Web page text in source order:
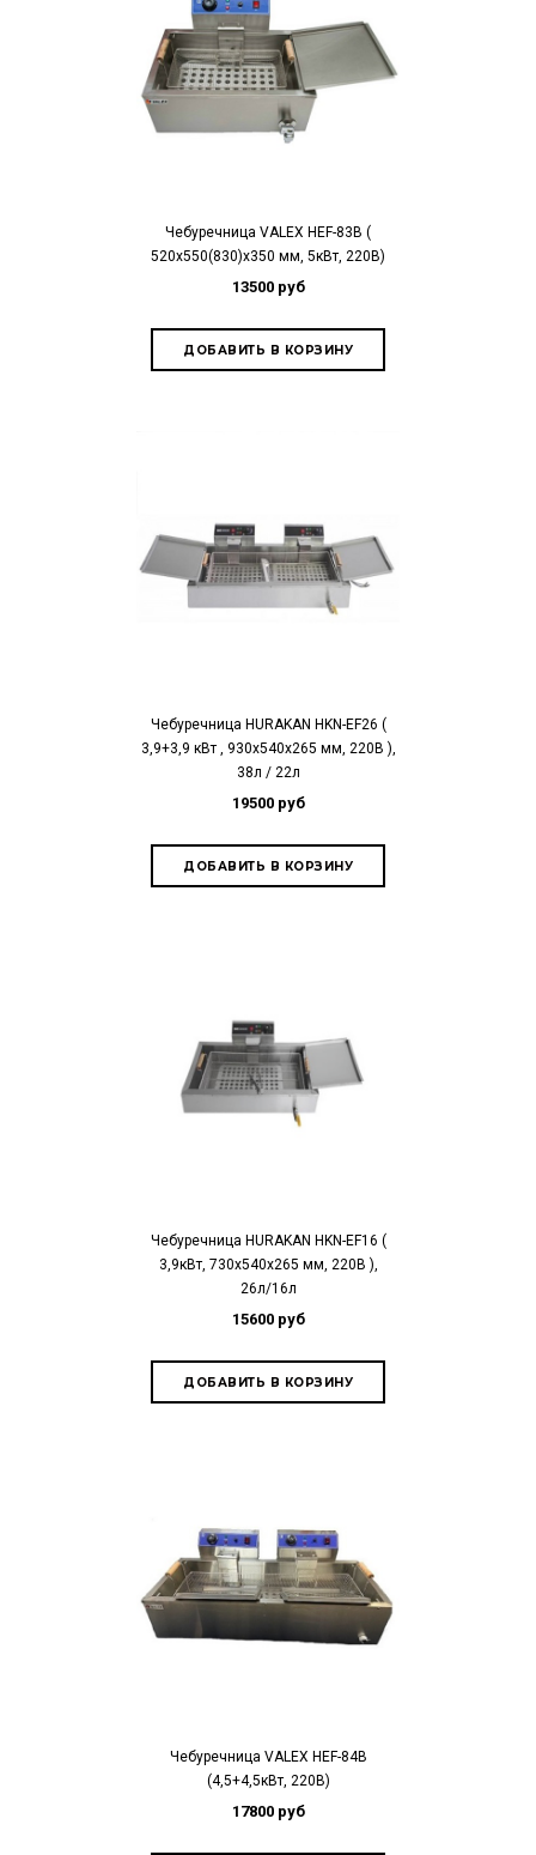
Чебуречница VALEX HEF-83В (
520х550(830)х350 мм, 5кВт, 220В)
13500 руб
Чебуречница HURAKAN HKN-EF26 (
3,9+3,9 кВт , 930x540x265 мм, 220В ),
38л / 22л
19500 руб
Чебуречница HURAKAN HKN-EF16 (
3,9кВт, 730x540x265 мм, 220В ),
26л/16л
15600 руб
Чебуречница VALEX HEF-84В
(4,5+4,5кВт, 220В)
17800 руб